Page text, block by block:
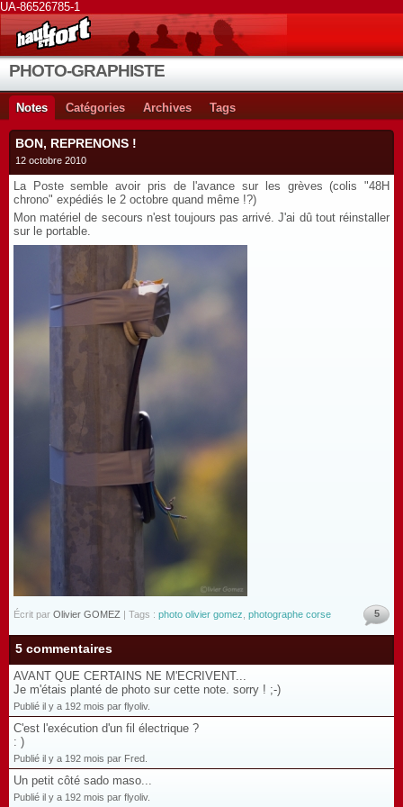
UA-86526785-1
PHOTO-GRAPHISTE
Notes Catégories Archives Tags
BON, REPRENONS !
12 octobre 2010
La Poste semble avoir pris de l'avance sur les grèves (colis "48H
chrono" expédiés le 2 octobre quand même !?)
Mon matériel de secours n'est toujours pas arrivé. J'ai dû tout réinstaller
sur le portable.
Écrit par Olivier GOMEZ | Tags : photo olivier gomez photographe corse 5
5 commentaires
AVANT QUE CERTAINS NE M'ECRIVENT...
Je m'étais planté de photo sur cette note. sorry ! ;-)
Publié il y a 192 mois par flyoliv.
C'est l'exécution d'un fil électrique ?
: )
Publié il y a 192 mois par Fred.
Un petit côté sado maso...
Publié il y a 192 mois par flyoliv.